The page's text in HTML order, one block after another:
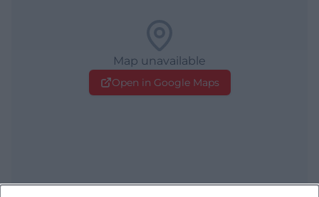
Map unavailable
Open in Google Maps